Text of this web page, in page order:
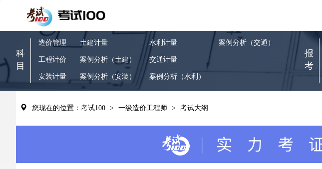
科
目
造价管理
工程计价
安装计量
土建计量
案例分析（土建）
案例分析（安装）
水利计量
交通计量
案例分析（水利）
案例分析（交通）
报
考
您现在的位置：考试100 > 一级造价工程师 > 考试大纲